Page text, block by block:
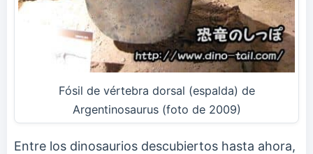
Fósil de vértebra dorsal (espalda) de
Argentinosaurus (foto de 2009)
Entre los dinosaurios descubiertos hasta ahora,